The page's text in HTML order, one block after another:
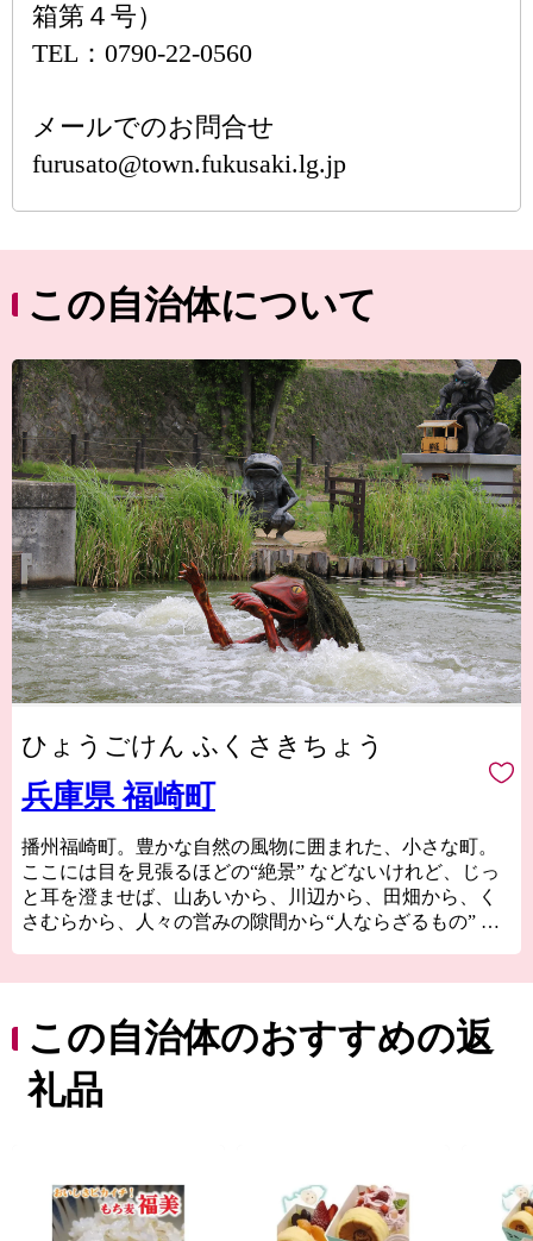
箱第４号）
TEL：0790-22-0560
メールでのお問合せ
furusato@town.fukusaki.lg.jp
この自治体について
ひょうごけん ふくさきちょう
兵庫県 福崎町
播州福崎町。豊かな自然の風物に囲まれた、小さな町。
ここには目を見張るほどの“絶景” などないけれど、じっ
と耳を澄ませば、山あいから、川辺から、田畑から、く
さむらから、人々の営みの隙間から“人ならざるもの” の
この自治体のおすすめの返
礼品